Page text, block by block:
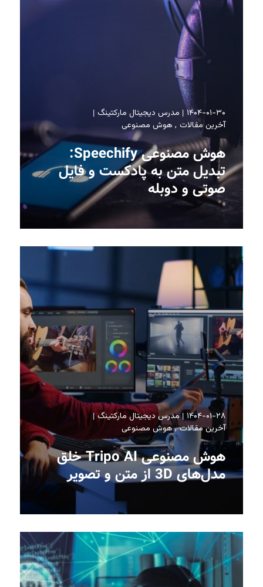
۱۴۰۴-۰۱-۳۰
مدرس دیجیتال مارکتینگ
آخرین مقالات
هوش مصنوعی
هوش مصنوعی Speechify:
تبدیل متن به پادکست و فایل
صوتی و دوبله
۱۴۰۴-۰۱-۲۸ مدرس دیجیتال مارکتینگ
آخرین مقالات
هوش مصنوعی
هوش مصنوعی Tripo AI خلق
مدل‌های 3D از متن و تصویر